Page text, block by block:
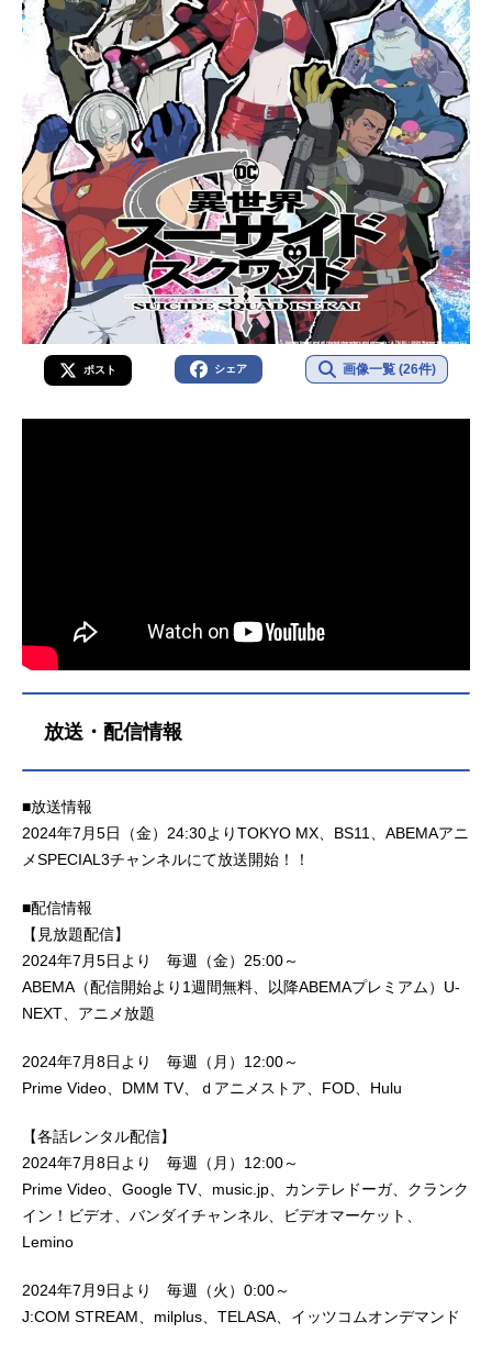
ポスト シェア 画像一覧 (26件)
放送・配信情報
■放送情報
2024年7月5日（金）24:30よりTOKYO MX、BS11、ABEMAアニ
メSPECIAL3チャンネルにて放送開始！！
■配信情報
【見放題配信】
2024年7月5日より 毎週（金）25:00～
ABEMA（配信開始より1週間無料、以降ABEMAプレミアム）U-
NEXT、アニメ放題
2024年7月8日より 毎週（月）12:00～
Prime Video、DMM TV、ｄアニメストア、FOD、Hulu
【各話レンタル配信】
2024年7月8日より 毎週（月）12:00～
Prime Video、Google TV、music.jp、カンテレドーガ、クランク
イン！ビデオ、バンダイチャンネル、ビデオマーケット、
Lemino
2024年7月9日より 毎週（火）0:00～
J:COM STREAM、milplus、TELASA、イッツコムオンデマンド